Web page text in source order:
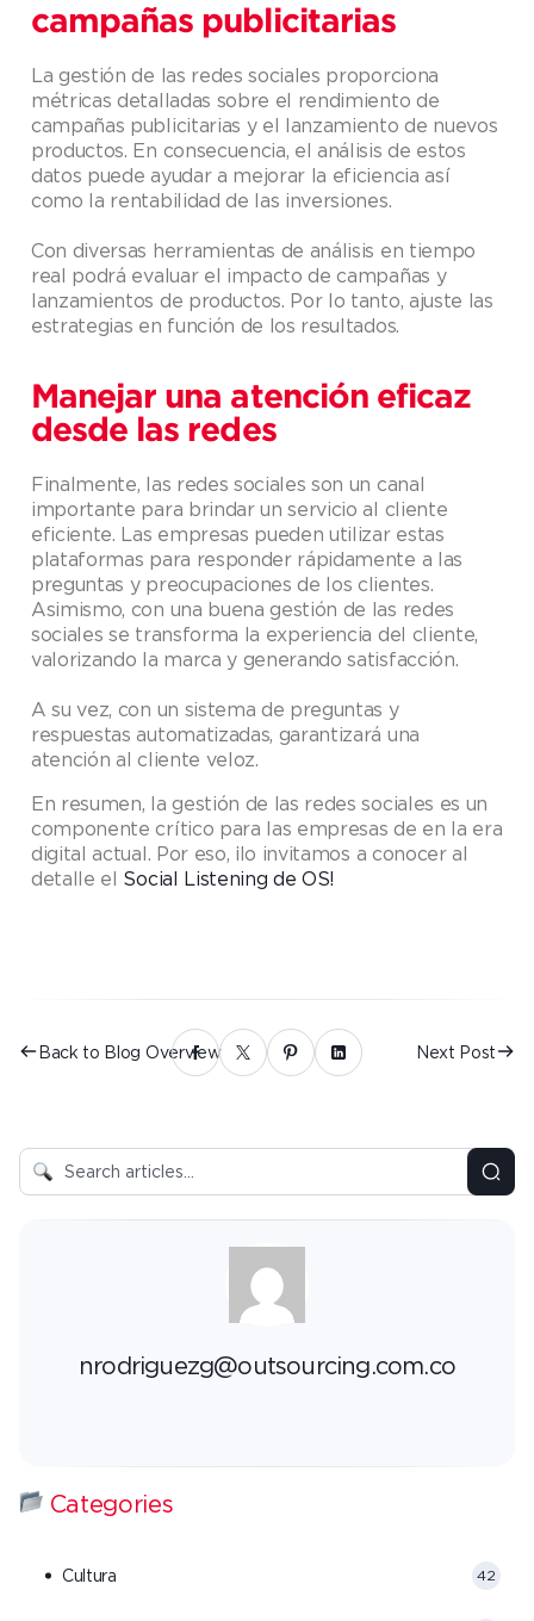
campañas publicitarias
La gestión de las redes sociales proporciona
métricas detalladas sobre el rendimiento de
campañas publicitarias y el lanzamiento de nuevos
productos. En consecuencia, el análisis de estos
datos puede ayudar a mejorar la eficiencia así
como la rentabilidad de las inversiones.
Con diversas herramientas de análisis en tiempo
real podrá evaluar el impacto de campañas y
lanzamientos de productos. Por lo tanto, ajuste las
estrategias en función de los resultados.
Manejar una atención eficaz
desde las redes
Finalmente, las redes sociales son un canal
importante para brindar un servicio al cliente
eficiente. Las empresas pueden utilizar estas
plataformas para responder rápidamente a las
preguntas y preocupaciones de los clientes.
Asimismo, con una buena gestión de las redes
sociales se transforma la experiencia del cliente,
valorizando la marca y generando satisfacción.
A su vez, con un sistema de preguntas y
respuestas automatizadas, garantizará una
atención al cliente veloz.
En resumen, la gestión de las redes sociales es un
componente crítico para las empresas de en la era
digital actual. Por eso, ¡lo invitamos a conocer al
detalle el Social Listening de OS!
Back to Blog Overview Next Post
nrodriguezg@outsourcing.com.co
Categories
Cultura 42